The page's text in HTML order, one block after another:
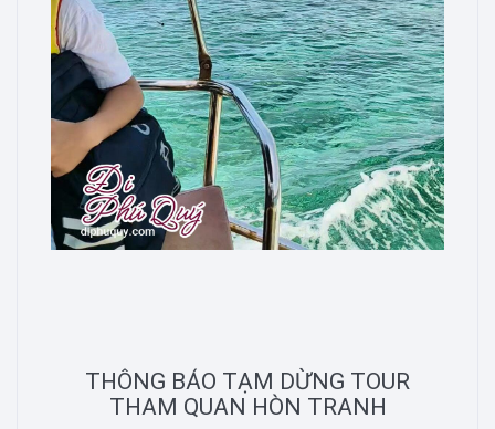
THÔNG BÁO TẠM DỪNG TOUR
THAM QUAN HÒN TRANH